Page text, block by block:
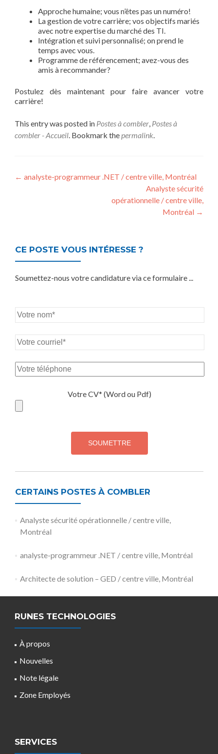
Approche humaine; vous n’êtes pas un numéro!
La gestion de votre carrière; vos objectifs mariés
avec notre expertise du marché des TI.
Intégration et suivi personnalisé; on prend le
temps avec vous.
Programme de référencement; avez-vous des
amis à recommander?
Postulez dès maintenant pour faire avancer votre
carrière!
This entry was posted in Postes à combler, Postes à
combler - Accueil. Bookmark thepermalink.
Post
← analyste-programmeur .NET / centre ville, Montréal
Analyste sécurité
opérationnelle / centre ville,
Montréal →
CE POSTE VOUS INTÉRESSE ?
Soumettez-nous votre candidature via ce formulaire ...
Votre CV* (Word ou Pdf)
CERTAINS POSTES À COMBLER
Analyste sécurité opérationnelle / centre ville,
Montréal
analyste-programmeur .NET / centre ville, Montréal
Architecte de solution – GED / centre ville, Montréal
RUNES TECHNOLOGIES
À propos
Nouvelles
Note légale
Zone Employés
SERVICES